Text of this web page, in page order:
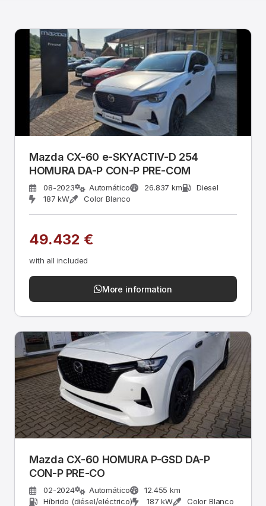
Mazda CX-60 e-SKYACTIV-D 254
HOMURA DA-P CON-P PRE-COM
08-2023 Automático 26.837 km
Diesel
187 kW
Color Blanco
49.432 €
with all included
More information
Mazda CX-60 HOMURA P-GSD DA-P
CON-P PRE-CO
02-2024 Automático
12.455 km
Híbrido (diésel/eléctrico)
187 kW Color Blanco